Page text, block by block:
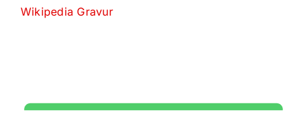
Wikipedia Gravur